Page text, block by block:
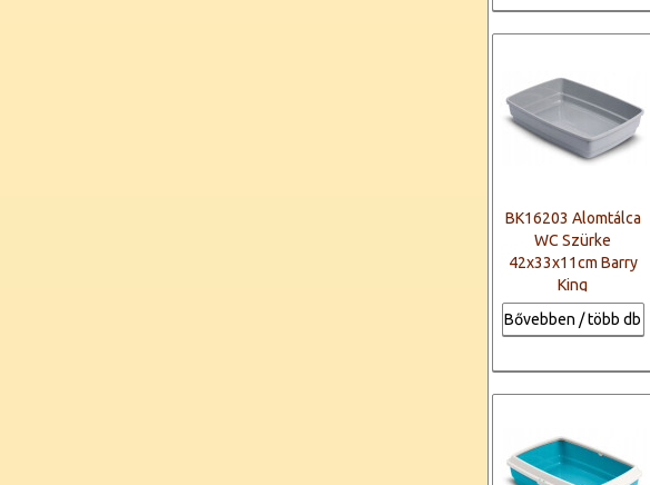
BK16203 Alomtálca
WC Szürke
42x33x11cm Barry
King
Bővebben / több db